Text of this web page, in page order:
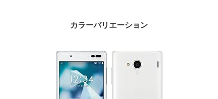
カラーバリエーション